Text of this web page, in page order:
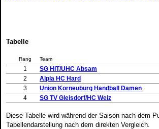
Tabelle
Rang Team
1 SG HIT/UHC Absam
2
Alpla HC Hard
3
Union Korneuburg Handball Damen
4
SG TV Gleisdorf/HC Weiz
Diese Tabelle wird während der Saison nach dem
Tabellendarstellung nach dem direkten Vergleich.